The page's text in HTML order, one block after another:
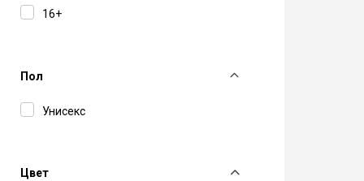
Bottega Veneta
16+
Пол
Унисекс
Цвет